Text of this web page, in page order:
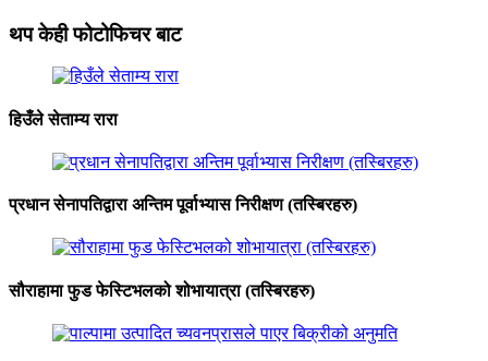
थप केही फोटोफिचर बाट
हिउँले सेताम्य रारा
प्रधान सेनापतिद्वारा अन्तिम पूर्वाभ्यास निरीक्षण (तस्बिरहरु)
सौराहामा फुड फेस्टिभलको शोभायात्रा (तस्बिरहरु)